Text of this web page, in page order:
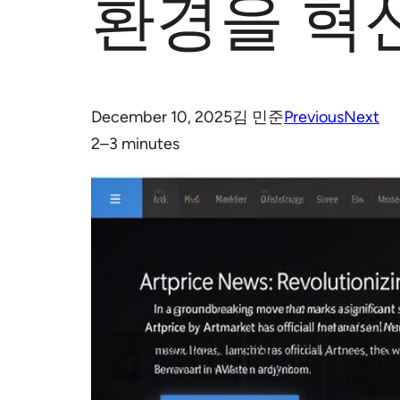
환경을 혁
December 10, 2025김 민준PreviousNext
2–3 minutes